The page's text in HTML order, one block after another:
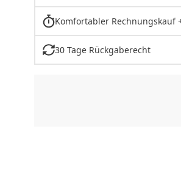
Komfortabler Rechnungskauf
30 Tage Rückgaberecht